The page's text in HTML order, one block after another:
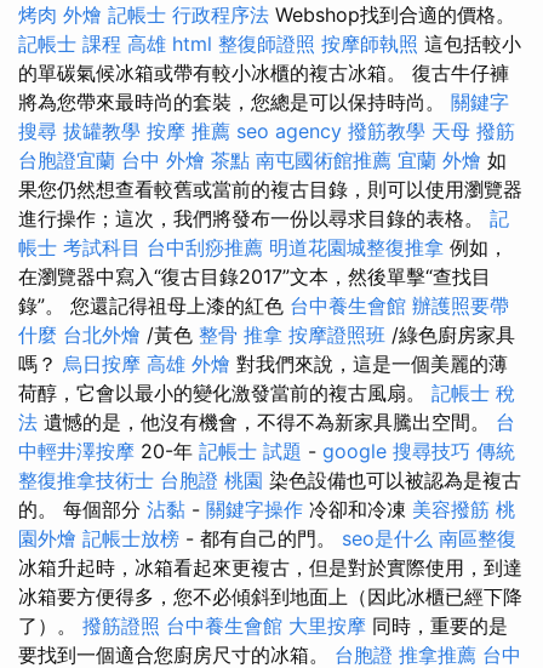
烤肉 外燴 記帳士 行政程序法 Webshop找到合適的價格。
記帳士 課程 高雄 html 整復師證照 按摩師執照 這包括較小
的單碳氣候冰箱或帶有較小冰櫃的複古冰箱。 復古牛仔褲
將為您帶來最時尚的套裝，您總是可以保持時尚。 關鍵字
搜尋 拔罐教學 按摩 推薦 seo agency 撥筋教學 天母 撥筋
台胞證宜蘭 台中 外燴 茶點 南屯國術館推薦 宜蘭 外燴 如
果您仍然想查看較舊或當前的複古目錄，則可以使用瀏覽器
進行操作；這次，我們將發布一份以尋求目錄的表格。 記
帳士 考試科目 台中刮痧推薦 明道花園城整復推拿 例如，
在瀏覽器中寫入“復古目錄2017”文本，然後單擊“查找目
錄”。 您還記得祖母上漆的紅色 台中養生會館 辦護照要帶
什麼 台北外燴 /黃色 整骨 推拿 按摩證照班 /綠色廚房家具
嗎？ 烏日按摩 高雄 外燴 對我們來說，這是一個美麗的薄
荷醇，它會以最小的變化激發當前的複古風扇。 記帳士 稅
法 遺憾的是，他沒有機會，不得不為新家具騰出空間。 台
中輕井澤按摩 20-年 記帳士 試題 - google 搜尋技巧 傳統
整復推拿技術士 台胞證 桃園 染色設備也可以被認為是複古
的。 每個部分 沾黏 - 關鍵字操作 冷卻和冷凍 美容撥筋 桃
園外燴 記帳士放榜 - 都有自己的門。 seo是什么 南區整復
冰箱升起時，冰箱看起來更複古，但是對於實際使用，到達
冰箱要方便得多，您不必傾斜到地面上（因此冰櫃已經下降
了）。 撥筋證照 台中養生會館 大里按摩 同時，重要的是
要找到一個適合您廚房尺寸的冰箱。 台胞證 推拿推薦 台中